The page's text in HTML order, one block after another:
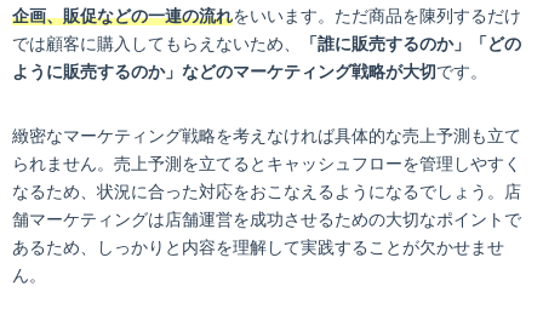
企画、販促などの一連の流れをいいます。ただ商品を陳列するだけ
では顧客に購入してもらえないため、
「誰に販売するのか」「どの
ように販売するのか」などのマーケティング戦略が大切です。
緻密なマーケティング戦略を考えなければ具体的な売上予測も立て
られません。売上予測を立てるとキャッシュフローを管理しやすく
なるため、状況に合った対応をおこなえるようになるでしょう。店
舗マーケティングは店舗運営を成功させるための大切なポイントで
あるため、しっかりと内容を理解して実践することが欠かせませ
ん。